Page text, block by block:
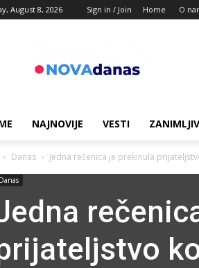
August 8, 2026 Sign in / Join Home O
NAJNOVIJE VESTI
Danas Jedna rečenica je prekinula
Danas